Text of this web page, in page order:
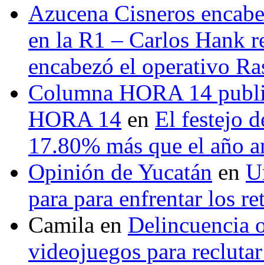
Azucena Cisneros
en la R1 – Carlos Hank
encabezó el operativo
Columna HORA 14
HORA 14 en El festejo
17.80% más que el año
Opinión de Yucatán en
para para enfrentar los
Camila en Delincuencia
videojuegos para